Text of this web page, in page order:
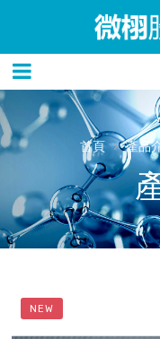
首頁 › 產品
NEW